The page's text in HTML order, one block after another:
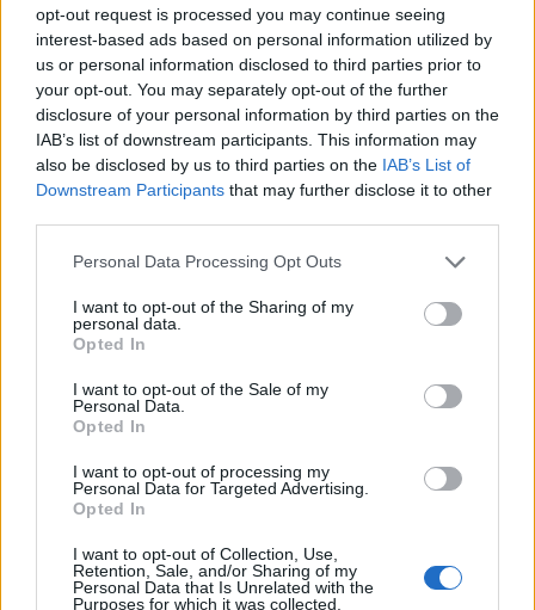
opt-out request is processed you may continue seeing
interest-based ads based on personal information utilized by
us or personal information disclosed to third parties prior to
your opt-out. You may separately opt-out of the further
disclosure of your personal information by third parties on the
IAB’s list of downstream participants. This information may
also be disclosed by us to third parties on the IAB’s List of
Downstream Participants that may further disclose it to other
Please note that this website/app uses one or more Google
not limited to your visit or usage behaviour. You may click to
grant or deny consent to Google and its third-party tags to
use your data for below specified purposes in below Google
consent section.
Personal Data Processing Opt Outs
I want to opt-out of the Sharing of my
personal data.
Opted In
I want to opt-out of the Sale of my
Personal Data.
Opted In
I want to opt-out of processing my
Personal Data for Targeted Advertising.
Opted In
I want to opt-out of Collection, Use,
Retention, Sale, and/or Sharing of my
Personal Data that Is Unrelated with the
Purposes for which it was collected.
Sigue leyendo
EUROPA
Explora Journeys presenta el Explora III, el crucero
de lujo propulsado por GNL
EUROPA